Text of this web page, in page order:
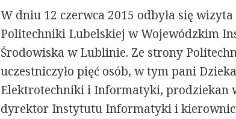
W dniu 12 czerwca 2015 odbyła się
Politechniki Lubelskiej w Wojewódzkim
Środowiska w Lublinie. Ze strony
uczestniczyło pięć osób, w tym pani
Elektrotechniki i Informatyki, prodziekan
dyrektor Instytutu Informatyki i